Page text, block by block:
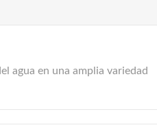
agua en una amplia variedad